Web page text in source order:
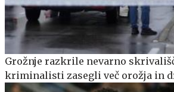
Grožnje razkrile nevarno
kriminalisti zasegli več orožja in